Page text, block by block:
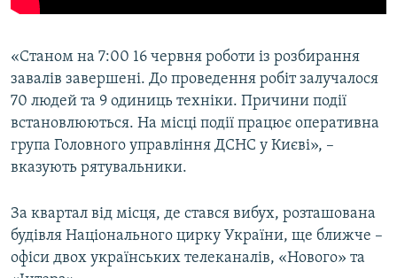
«Станом на 7:00 16 червня роботи із розбирання
завалів завершені. До проведення робіт залучалося
70 людей та 9 одиниць техніки. Причини події
встановлюються. На місці події працює оперативна
група Головного управління ДСНС у Києві», –
вказують рятувальники.
За квартал від місця, де стався вибух, розташована
будівля Національного цирку України, ще ближче –
офіси двох українських телеканалів, «Нового» та